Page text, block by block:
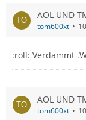
AOL UND
tom600xt
:roll: Verdammt
AOL UND
tom600xt